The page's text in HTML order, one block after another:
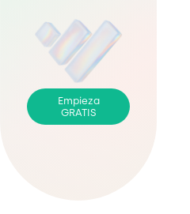
Empieza
GRATIS